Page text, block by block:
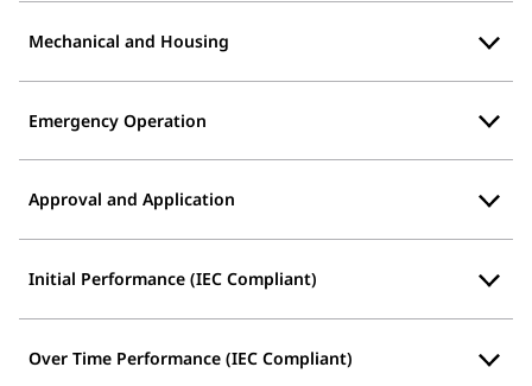
Mechanical and Housing
Emergency Operation
Approval and Application
Initial Performance (IEC Compliant)
Over Time Performance (IEC Compliant)